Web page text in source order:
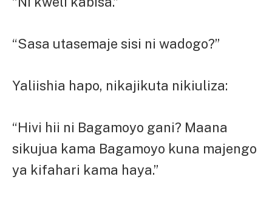
“Sasa utasemaje sisi ni wadogo?”
Yaliishia hapo, nikajikuta nikiuliza:
“Hivi hii ni Bagamoyo gani? Maana
sikujua kama Bagamoyo kuna majengo
ya kifahari kama haya.”